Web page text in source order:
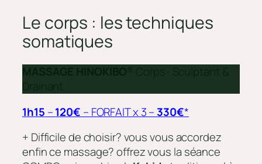
Le corps : les techniques
somatiques
1h15 –120€ – FORFAIT x 3 – 330€*
+ Difficile de choisir? vous vous accordez
enfin ce massage? offrez vous la séance